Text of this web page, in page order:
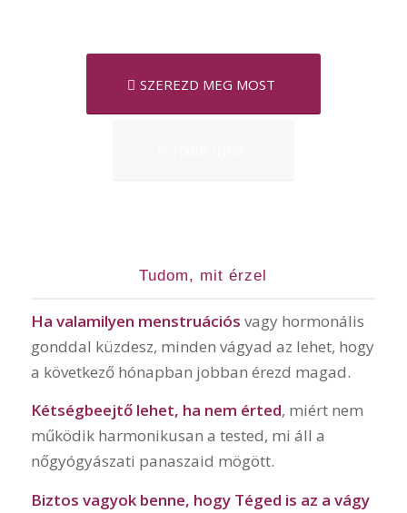
SZEREZD MEG MOST
Tudom, mit érzel
Ha valamilyen menstruációs vagy hormonális
gonddal küzdesz, minden vágyad az lehet, hogy
a következő hónapban jobban érezd magad.
Kétségbeejtő lehet, ha nem érted, miért nem
működik harmonikusan a tested, mi áll a
nőgyógyászati panaszaid mögött.
Biztos vagyok benne, hogy Téged is az a vágy